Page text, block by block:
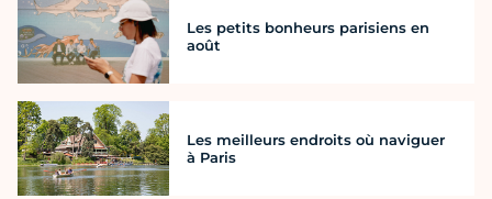
Les petits bonheurs parisiens en
août
Les meilleurs endroits où naviguer
à Paris